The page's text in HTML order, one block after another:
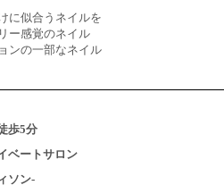
に似合うネイルを
ー感覚のネイル
ンの一部なネイル
歩5分
ベートサロン
ソン-